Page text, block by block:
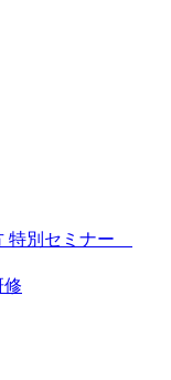
特別セミナー
修